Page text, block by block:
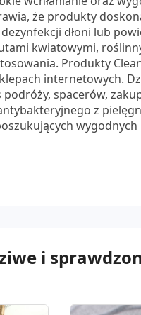
że produkty
dłoni lub
kwiatowymi,
Produkty
internetowych.
spacerów,
z
i